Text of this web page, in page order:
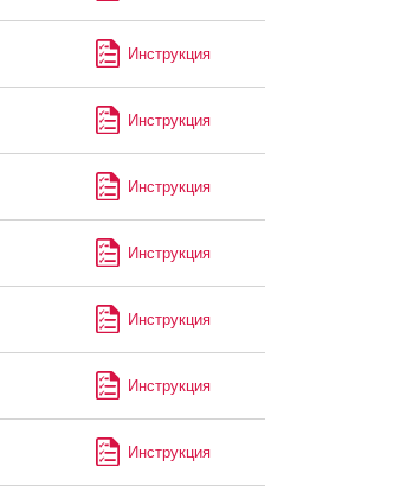
Инструкция
Инструкция
Инструкция
Инструкция
Инструкция
Инструкция
Инструкция